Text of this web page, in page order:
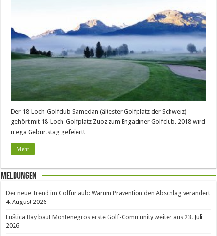
Der 18-Loch-Golfclub Samedan (ältester Golfplatz der Schweiz)
gehört mit 18-Loch-Golfplatz Zuoz zum Engadiner Golfclub. 2018 wird
mega Geburtstag gefeiert!
Mehr
Meldungen
Der neue Trend im Golfurlaub: Warum Prävention den Abschlag verändert
4. August 2026
Luštica Bay baut Montenegros erste Golf-Community weiter aus 23. Juli
2026